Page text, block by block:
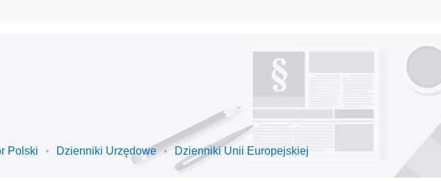
Polski Dzienniki Urzędowe Dzienniki Unii Europejskiej